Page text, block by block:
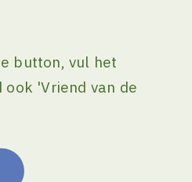
button, vul het
'Vriend van de